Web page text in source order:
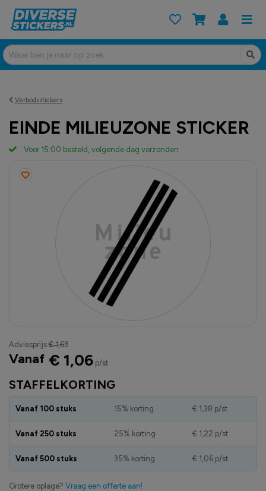
Verbodsstickers
EINDE MILIEUZONE STICKER
STAFFELKORTING
Vanaf 100 stuks 15% korting € 1,38 p/st
Vanaf 250 stuks 25% korting € 1,22 p/st
Vanaf 500 stuks 35% korting € 1,06p/st
Grotere oplage? Vraag een offerte aan!
Adviesprijs € 1,63
Vanaf € 1,06p/st
Voor 15:00 besteld, volgende dag verzonden